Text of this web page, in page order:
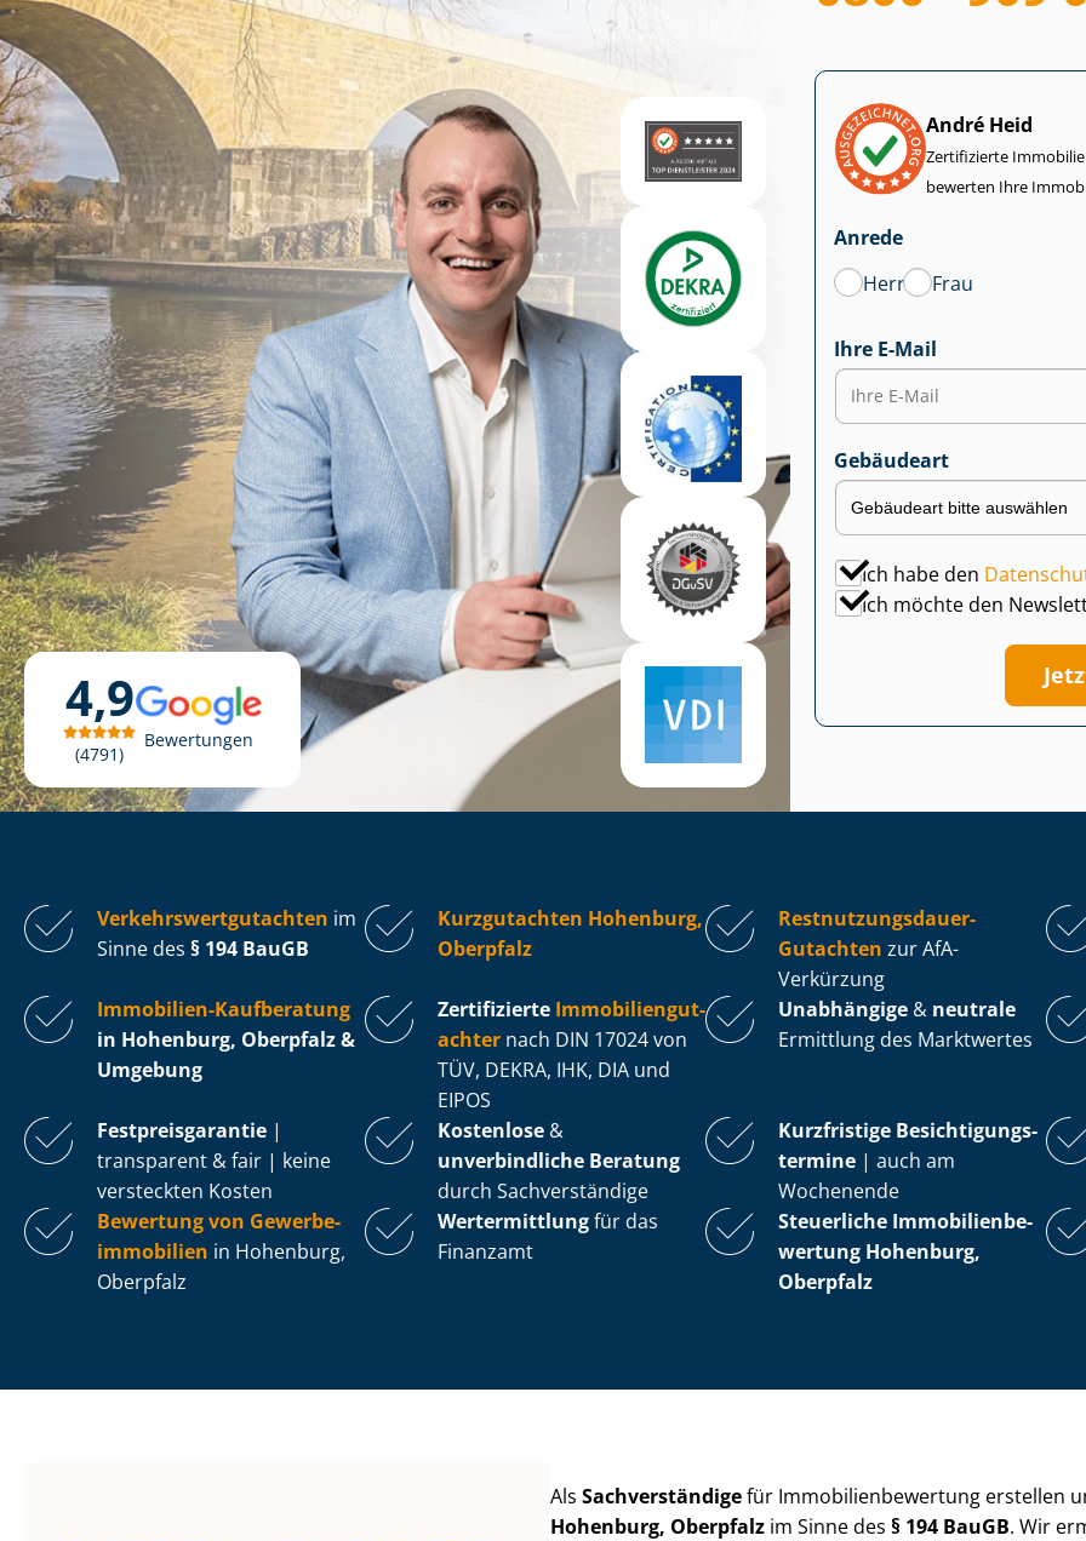
4,9
4791
Bewertungen
André Heid
Zertifizierte
bewerten Ihre
Anrede
Herr
Frau
Ihre E-Mail
Gebäudeart
Ich habe den
Ich möchte den
Ver­kehrs­wert­gut­ach­ten im
Sinne des § 194 BauGB
Kurzgutachten Hohenburg,
Oberpfalz
Rest­nut­zungs­dau­er-
Gutachten zur AfA-
Verkürzung
Immobilien-Kaufberatung
in Hohenburg, Oberpfalz &
Umgebung
Zertifizierte Im­mo­bi­li­en­gut­
ach­ter nach DIN 17024 von
TÜV, DEKRA, IHK, DIA und
EIPOS
Unabhängige & neutrale
Ermittlung des Marktwertes
Fest­preis­ga­ran­tie |
transparent & fair | keine
versteckten Kosten
Kostenlose &
unverbindliche Beratung
durch Sachverständige
Kurzfristige Be­sich­ti­gungs­
ter­mi­ne | auch am
Wochenende
Bewertung von Ge­wer­be­
im­mo­bi­li­en in Hohenburg,
Oberpfalz
Wertermittlungfür das
Finanzamt
Steuerliche Im­mo­bi­li­en­be­
wer­tung Hohenburg,
Oberpfalz
AlsSachverständigefür Im­mo­bi­li­en­be­wer­tung erstellen
Hohenburg, Oberpfalz im Sinne des§ 194 BauGB. Wir